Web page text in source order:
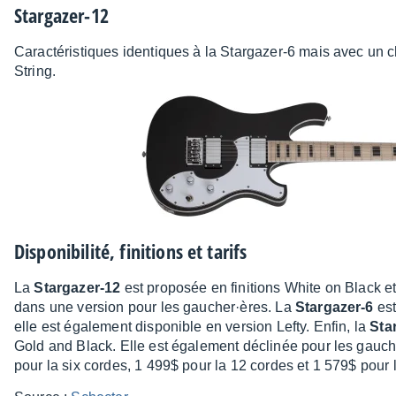
Star­ga­zer-12
Carac­té­ris­tiques iden­tiques à la Star­ga­zer-6 mais avec un
String.
Dispo­ni­bi­lité, fini­tions et tarifs
LaStar­ga­zer-12 est propo­sée en fini­tions White on Black
dans une version pour les gaucher·ères. La Star­ga­zer-6
elle est égale­ment dispo­nible en version Lefty. Enfin, la
Gold and Black. Elle est égale­ment décli­née pour les
pour la six cordes, 1 499$ pour la 12 cordes et 1 579$